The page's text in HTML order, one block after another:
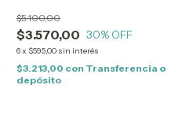
$3.570,00
$5.100,00
30% OFF
6x $595,00 sin interés
$3.213,00 con Transferencia o
depósito